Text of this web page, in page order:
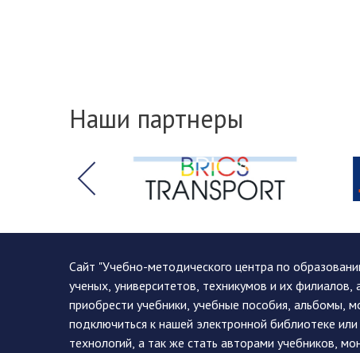
Наши партнеры
Сайт "Учебно-методического центра по
ученых, университетов, техникумов и их
приобрести учебники, учебные пособия, альбомы,
подключиться к нашей электронной библиотеке
технологий, а так же стать авторами учебников,